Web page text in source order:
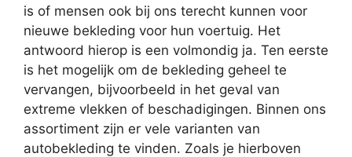
is of mensen ook bij ons terecht kunnen voor
nieuwe bekleding voor hun voertuig. Het
antwoord hierop is een volmondig ja. Ten eerste
is het mogelijk om de bekleding geheel te
vervangen, bijvoorbeeld in het geval van
extreme vlekken of beschadigingen. Binnen ons
assortiment zijn er vele varianten van
autobekleding te vinden. Zoals je hierboven